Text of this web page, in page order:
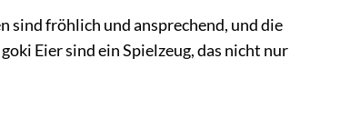
sind fröhlich und ansprechend, und die
Eier sind ein Spielzeug, das nicht nur